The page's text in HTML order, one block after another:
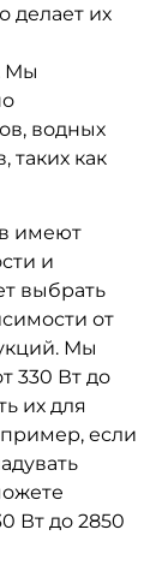
делает их
Мы
водных
таких как
имеют
и
выбрать
от
Мы
330 Вт до
их для
если
Вт до 2850